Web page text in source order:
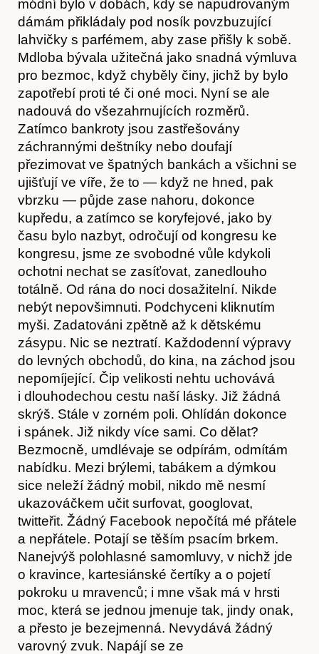
Akce
O nás
Obchod
módní bylo v dobách, kdy se napudrovaným
dámám přikládaly pod nosík povzbuzující
lahvičky s parfémem, aby zase přišly k sobě.
Mdloba bývala užitečná jako snadná výmluva
pro bezmoc, když chyběly činy, jichž by bylo
zapotřebí proti té či oné moci. Nyní se ale
nadouvá do všezahrnujících rozměrů.
Zatímco bankroty jsou zastřešovány
záchrannými deštníky nebo doufají
přezimovat ve špatných bankách a všichni se
ujišťují ve víře, že to — když ne hned, pak
vbrzku — půjde zase nahoru, dokonce
kupředu, a zatímco se koryfejové, jako by
času bylo nazbyt, odročují od kongresu ke
kongresu, jsme ze svobodné vůle kdykoli
ochotni nechat se zasíťovat, zanedlouho
totálně. Od rána do noci dosažitelní. Nikde
nebýt nepovšimnuti. Podchyceni kliknutím
myši. Zadatováni zpětně až k dětskému
zásypu. Nic se neztratí. Každodenní výpravy
do levných obchodů, do kina, na záchod jsou
nepomíjející. Čip velikosti nehtu uchovává
i dlouhodechou cestu naší lásky. Již žádná
skrýš. Stále v zorném poli. Ohlídán dokonce
i spánek. Již nikdy více sami. Co dělat?
Bezmocně, umdlévaje se odpírám, odmítám
nabídku. Mezi brýlemi, tabákem a dýmkou
sice neleží žádný mobil, nikdo mě nesmí
ukazováčkem učit surfovat, googlovat,
twitteřit. Žádný Facebook nepočítá mé přátele
a nepřátele. Potají se těším psacím brkem.
Nanejvýš polohlasné samomluvy, v nichž jde
o kravince, kartesiánské čertíky a o pojetí
pokroku u mravenců; i mne však má v hrsti
moc, která se jednou jmenuje tak, jindy onak,
a přesto je bezejmenná. Nevydává žádný
varovný zvuk. Napájí se ze